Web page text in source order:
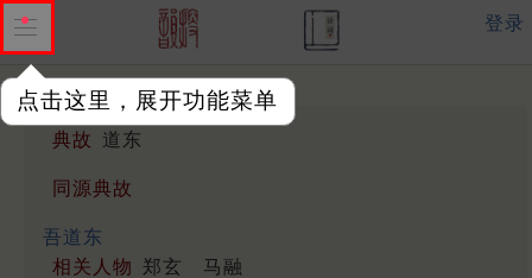
点击这里，展开功能菜单
登录
典故 道东
同源典故
吾道东
相关人物
郑玄 马融